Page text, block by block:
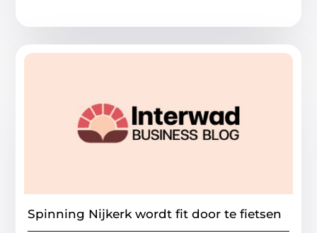
Spinning Nijkerk wordt fit door te fietsen